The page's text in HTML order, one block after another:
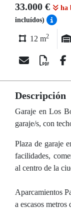
33.000 € ha
incluídos)
12 m2
Descripción
Garaje en Los
garaje/s, con
Plaza de garaje
facilidades,
al centro de la
Aparcamientos
a escasos